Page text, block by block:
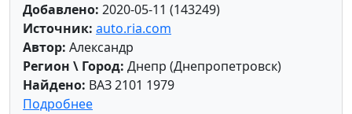
Добавлено: 2020-05-11 (143249)
Источник: auto.ria.com
Автор: Александр
Регион \ Город: Днепр (Днепропетровск)
Найдено: ВАЗ 2101 1979
Подробнее